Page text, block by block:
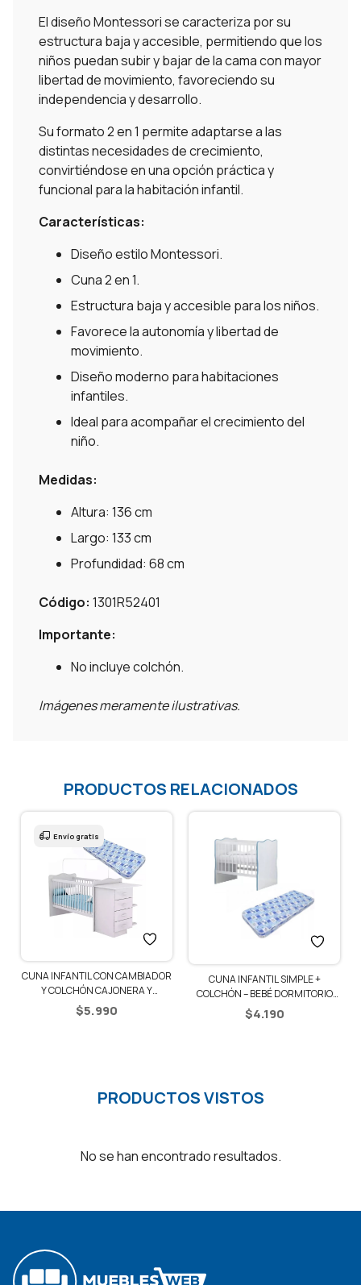
El diseño Montessori se caracteriza por su
estructura baja y accesible, permitiendo que los
niños puedan subir y bajar de la cama con mayor
libertad de movimiento, favoreciendo su
independencia y desarrollo.
Su formato 2 en 1 permite adaptarse a las
distintas necesidades de crecimiento,
convirtiéndose en una opción práctica y
funcional para la habitación infantil.
Características:
Diseño estilo Montessori.
Cuna 2 en 1.
Estructura baja y accesible para los niños.
Favorece la autonomía y libertad de
movimiento.
Diseño moderno para habitaciones
infantiles.
Ideal para acompañar el crecimiento del
niño.
Medidas:
Altura: 136 cm
Largo: 133 cm
Profundidad: 68 cm
Código: 1301R52401
Importante:
No incluye colchón.
Imágenes meramente ilustrativas.
PRODUCTOS RELACIONADOS
CUNA INFANTIL CON CAMBIADOR
Y COLCHÓN CAJONERA Y
ESTANTES – BLANCO/AZUL
$5.990
Envío gratis
CUNA INFANTIL SIMPLE +
COLCHÓN – BEBÉ DORMITORIO
COLORES – BLANCO/AZUL
$4.190
PRODUCTOS VISTOS
No se han encontrado resultados.